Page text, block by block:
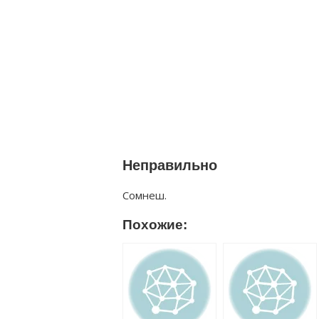
Неправильно
Сомнеш.
Похожие: